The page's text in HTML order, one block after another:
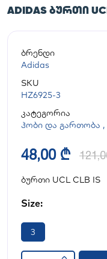
ADIDAS ᲑᲣᲠᲗᲘ
ბრენდი
Adidas
SKU
HZ6925-3
კატეგორია
ჰობი და გართობა ,
48,00 ₾
ბურთი UCL CLB IS
Size:
3